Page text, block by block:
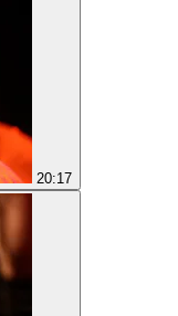
20:17